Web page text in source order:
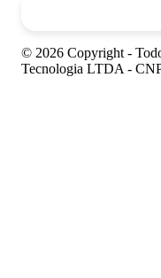
© 2026 Copyright -
Tecnologia LTDA -